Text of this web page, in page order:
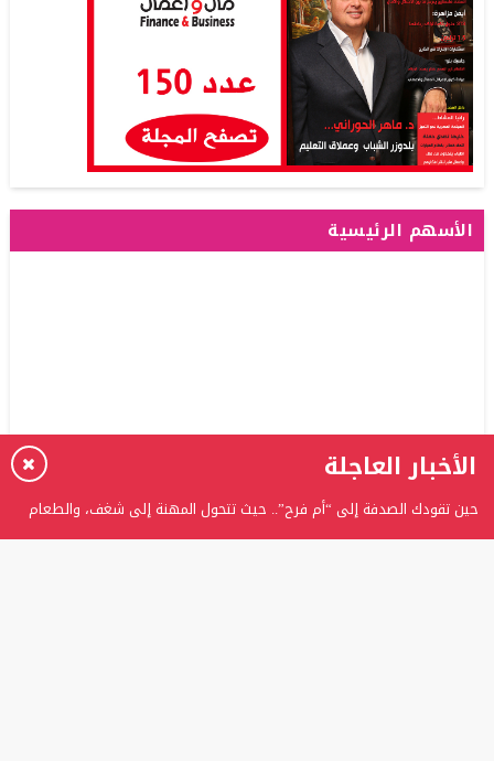
الأسهم الرئيسية
الأخبار العاجلة
حين تقودك الصدفة إلى “أم فرح”.. حيث تتحول المهنة إلى شغف، والطعام
إلى حكاية